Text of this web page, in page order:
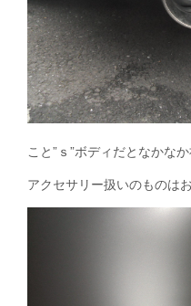
こと”ｓ”ボディだとなかな
アクセサリー扱いのものは